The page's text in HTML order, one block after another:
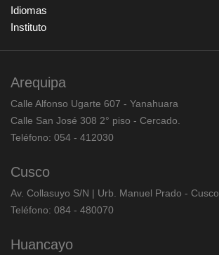
Idiomas
Instituto
Arequipa
Calle Alfonso Ugarte 607 - Yanahuara
Calle San José 308 2° piso - Cercado.
Teléfono: 054 - 412030
Cusco
Av. Collasuyo S/N | Urb. Manuel Prado - Cusco
Teléfono: 084 - 480070
Huancayo